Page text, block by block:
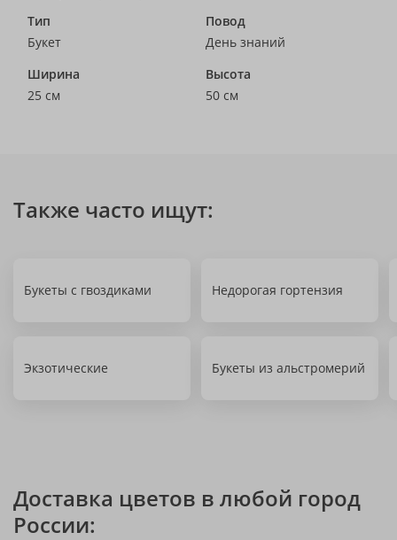
Тип
Букет
Повод
День знаний
Ширина
25 см
Высота
50 см
Также часто ищут:
Букеты с гвоздиками Недорогая гортензия
Экзотические Букеты из альстромерий
Доставка цветов в любой город
России: